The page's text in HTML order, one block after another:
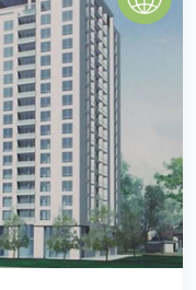
xây dựng tại số
Nhuận –TP Hồ Chí
...